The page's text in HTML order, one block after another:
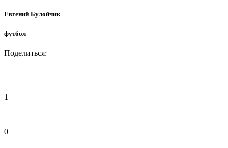
Евгений Булойчик
футбол
Поделиться:
1
0